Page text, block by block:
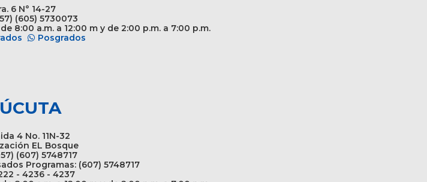
6 N° 14-27
(605) 5730073
8:00 a.m. a 12:00 m y de 2:00 p.m. a 7:00 p.m.
Posgrados
4 No. 11N-32
EL Bosque
(607) 5748717
Programas: (607) 5748717
- 4236 - 4237